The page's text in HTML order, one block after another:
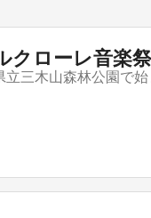
クローレ音楽祭
立三木山森林公園で